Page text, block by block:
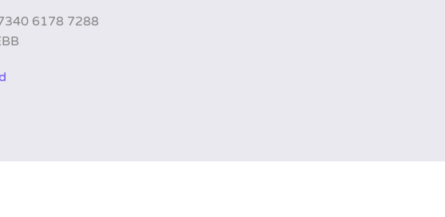
6178 7288